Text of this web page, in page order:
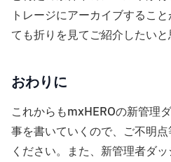
トレージにアーカイブするこ
ても折りを見てご紹介したいと
おわりに
これからもmxHEROの新管理
事を書いていくので、ご不明
ください。また、新管理者ダ